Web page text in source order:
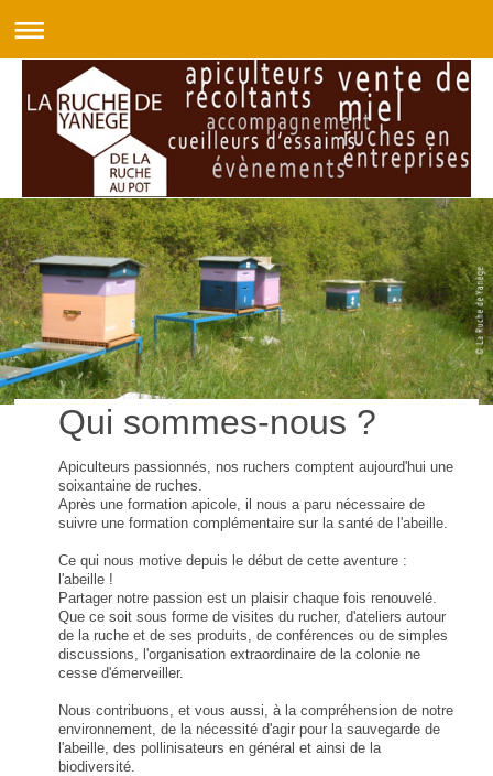
Qui sommes-nous ?
Apiculteurs passionnés, nos ruchers comptent aujourd'hui une
soixantaine de ruches.
Après une formation apicole, il nous a paru nécessaire de
suivre une formation complémentaire sur la santé de l'abeille.
Ce qui nous motive depuis le début de cette aventure :
l'abeille !
Partager notre passion est un plaisir chaque fois renouvelé.
Que ce soit sous forme de visites du rucher, d'ateliers autour
de la ruche et de ses produits, de conférences ou de simples
discussions, l'organisation extraordinaire de la colonie ne
cesse d'émerveiller.
Nous contribuons, et vous aussi, à la compréhension de notre
environnement, de la nécessité d'agir pour la sauvegarde de
l'abeille, des pollinisateurs en général et ainsi de la
biodiversité.